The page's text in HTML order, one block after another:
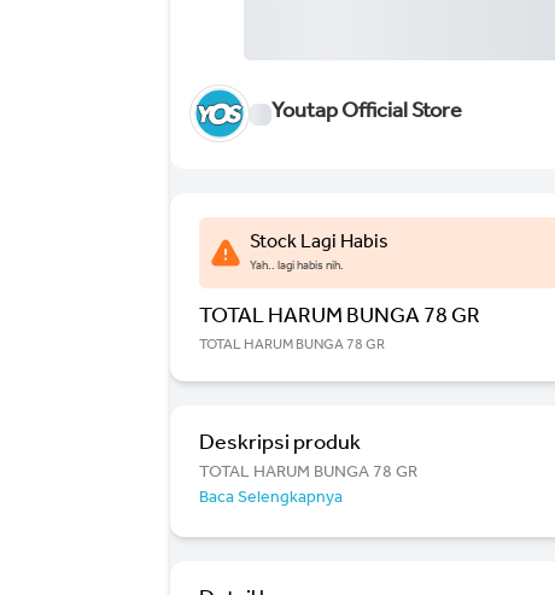
Youtap Official Store
Stock Lagi Habis
Yah.. lagi habis nih.
TOTAL HARUM BUNGA 78 GR
TOTAL HARUM BUNGA 78 GR
Deskripsi produk
TOTAL HARUM BUNGA 78 GR
Baca Selengkapnya